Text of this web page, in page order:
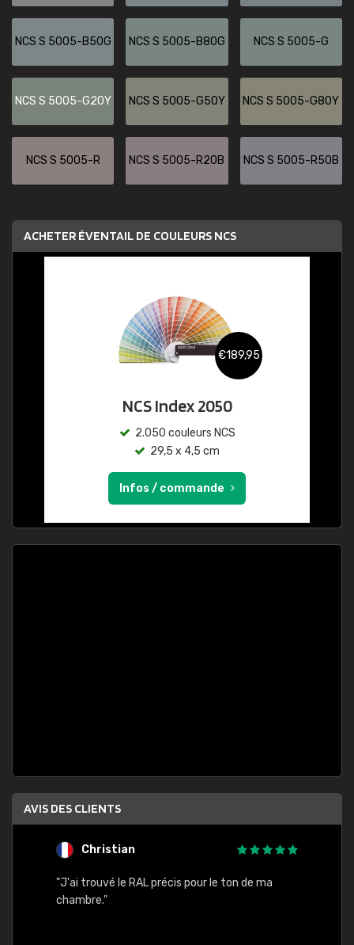
NCS S 5005-B50G NCS S 5005-B80G NCS S 5005-G
NCS S 5005-G20Y NCS S 5005-G50Y NCS S 5005-G80Y
NCS S 5005-R NCS S 5005-R20B NCS S 5005-R50B
ACHETER ÉVENTAIL DE COULEURS NCS
€189,95
NCS Index 2050
2.050 couleurs NCS
29,5 x 4,5 cm
Infos / commande
AVIS DES CLIENTS
Christian
"J'ai trouvé le RAL précis pour le ton de ma
chambre."